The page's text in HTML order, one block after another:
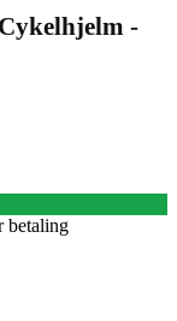
-
betaling